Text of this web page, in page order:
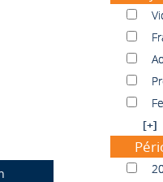
France
Femme
[+]
2026